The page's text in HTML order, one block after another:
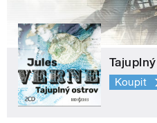
Koupit